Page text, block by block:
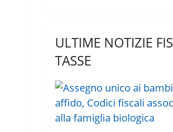
ULTIME NOTIZIE
TASSE